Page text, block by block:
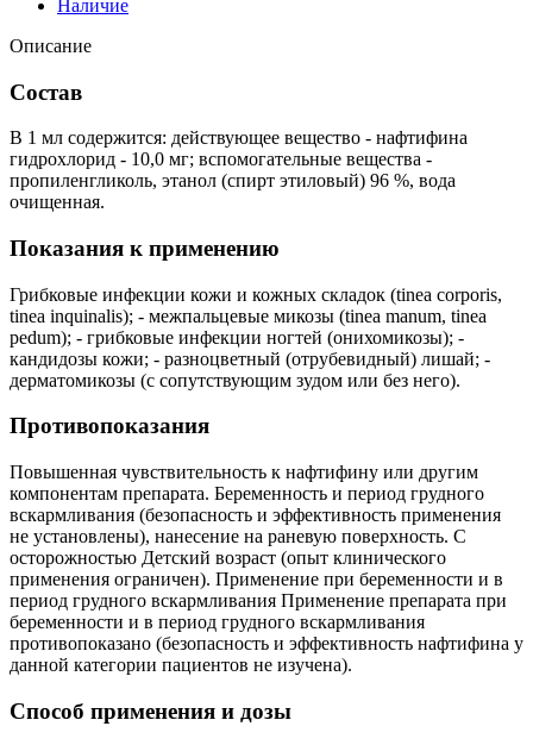
Наличие
Описание
Состав
В 1 мл содержится: действующее вещество - нафтифина
гидрохлорид - 10,0 мг; вспомогательные вещества -
пропиленгликоль, этанол (спирт этиловый) 96 %, вода
очищенная.
Показания к применению
Грибковые инфекции кожи и кожных складок (tinea corporis,
tinea inquinalis); - межпальцевые микозы (tinea manum, tinea
pedum); - грибковые инфекции ногтей (онихомикозы); -
кандидозы кожи; - разноцветный (отрубевидный) лишай; -
дерматомикозы (с сопутствующим зудом или без него).
Противопоказания
Повышенная чувствительность к нафтифину или другим
компонентам препарата. Беременность и период грудного
вскармливания (безопасность и эффективность применения
не установлены), нанесение на раневую поверхность. С
осторожностью Детский возраст (опыт клинического
применения ограничен). Применение при беременности и в
период грудного вскармливания Применение препарата при
беременности и в период грудного вскармливания
противопоказано (безопасность и эффективность нафтифина у
данной категории пациентов не изучена).
Способ применения и дозы